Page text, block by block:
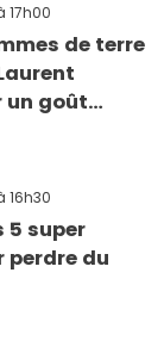
17h00
de terre
un goût
16h30
5 super
perdre du